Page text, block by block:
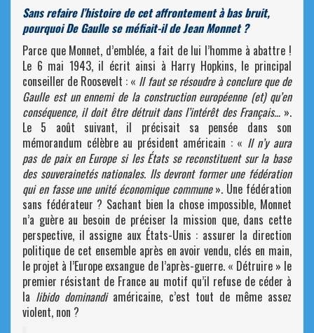
Sans refaire l’histoire de cet affrontement à bas bruit,
pourquoi De Gaulle se méfiait-il de Jean Monnet ?
Parce que Monnet, d’emblée, a fait de lui l’homme à abattre !
Le 6 mai 1943, il écrit ainsi à Harry Hopkins, le principal
conseiller de Roosevelt : « Il faut se résoudre à conclure que de
Gaulle est un ennemi de la construction européenne (et) qu’en
conséquence, il doit être détruit dans l’intérêt des Français…».
Le 5 août suivant, il précisait sa pensée dans son
mémorandum célèbre au président américain : « Il n’y aura
pas de paix en Europe si les États se reconstituent sur la base
des souverainetés nationales. Ils devront former une fédération
qui en fasse une unité économique commune». Une fédération
sans fédérateur ? Sachant bien la chose impossible, Monnet
n’a guère au besoin de préciser la mission que, dans cette
perspective, il assigne aux États-Unis : assurer la direction
politique de cet ensemble après en avoir vendu, clés en main,
le projet à l’Europe exsangue de l’après-guerre. « Détruire » le
premier résistant de France au motif qu’il refuse de céder à
la libido dominandiaméricaine, c’est tout de même assez
violent, non ?